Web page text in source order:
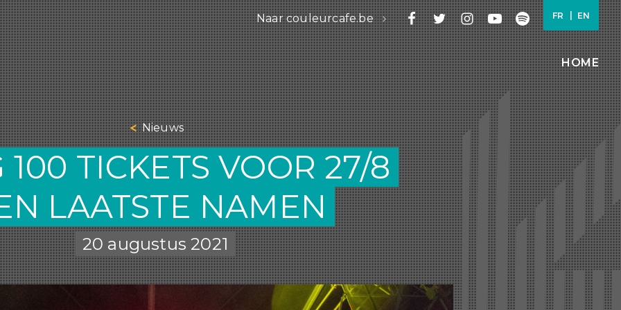
Naar couleurcafe.be FR EN
HOME
Nieuws
100 TICKETS VOOR 27/8
LAATSTE NAMEN
20 augustus 2021